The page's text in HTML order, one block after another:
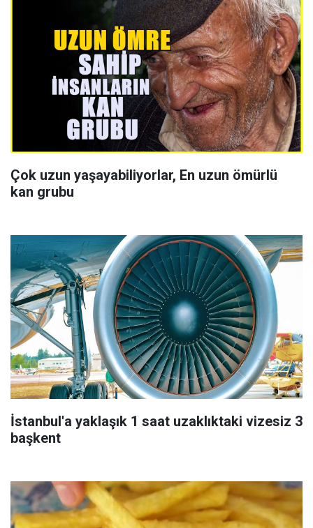
Çok uzun yaşayabiliyorlar, En uzun ömürlü
kan grubu
İstanbul'a yaklaşık 1 saat uzaklıktaki vizesiz 3
başkent